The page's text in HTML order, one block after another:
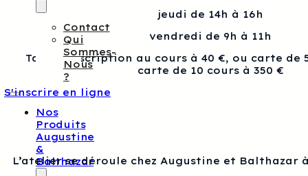
Contact
Qui
Sommes-
Nous
?
Nos
Produits
Augustine
&
Balthazar
jeudi de 14h à 16h
vendredi de 9h à 11h
Tarif : Inscription au cours à 40 €, ou carte de
carte de 10 cours à 350 €
S'inscrire en ligne
L’atelier se déroule chez Augustine et Balthazar